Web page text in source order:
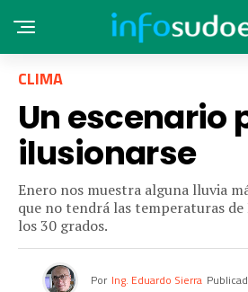
CLIMA
Un escenario
ilusionarse
Enero nos muestra alguna lluvia
que no tendrá las temperaturas de
los 30 grados.
Por Ing. Eduardo Sierra